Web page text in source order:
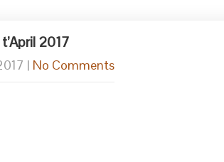
2017
| No Comments